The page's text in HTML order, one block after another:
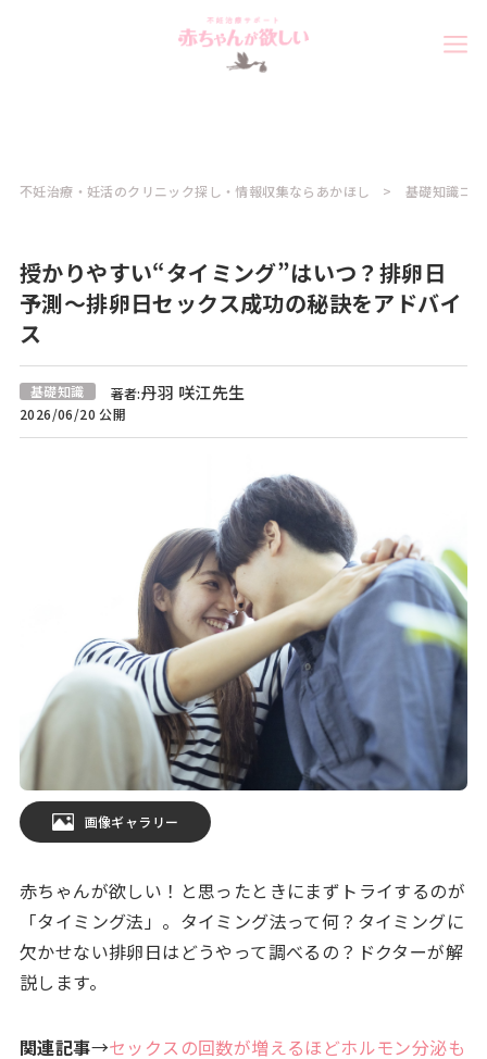
不妊治療・妊活のクリニック探し・情報収集ならあかほし 基礎知識コ
授かりやすい“タイミング”はいつ？排卵日
予測～排卵日セックス成功の秘訣をアドバイ
ス
基礎知識 著者:丹羽 咲江先生
2026/06/20 公開
画像ギャラリー
赤ちゃんが欲しい！と思ったときにまずトライするのが
「タイミング法」。タイミング法って何？タイミングに
欠かせない排卵日はどうやって調べるの？ドクターが解
説します。
関連記事→セックスの回数が増えるほどホルモン分泌も